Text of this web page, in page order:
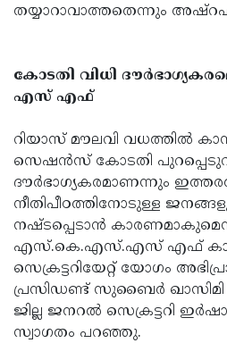
തയ്യാറാവാത്തതെന്നും
കോടതി വിധി
എസ് എഫ്
റിയാസ് മൗലവി വധത്തിൽ
സെഷൻസ് കോടതി
ദൗർഭാഗ്യകരമാണന്നും
നീതിപീഠത്തിനോടുള്ള
നഷ്ടപ്പെടാൻ
എസ്.കെ.എസ്.എസ് എഫ്
സെക്രട്ടറിയേറ്റ് യോഗം
പ്രസിഡണ്ട് സുബൈർ ഖാസിമി
ജില്ല ജനറൽ സെക്രട്ടറി
സ്വാഗതം പറഞ്ഞു.